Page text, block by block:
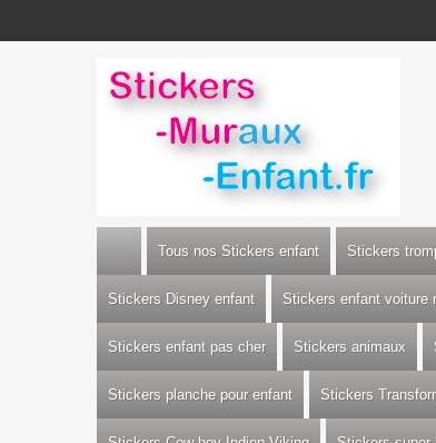
Tous nos Stickers enfant Stickers
Stickers Disney enfant Stickers enfant voiture
Stickers enfant pas cher Stickers animaux
Stickers planche pour enfant Stickers